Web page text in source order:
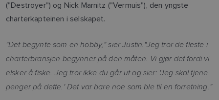
("Destroyer") og Nick Marnitz ("Vermuis"), den yngste
charterkapteinen i selskapet.
"Det begynte som en hobby," sier Justin."Jeg tror de fleste i
charterbransjen begynner på den måten. Vi gjør det fordi vi
elsker å fiske. Jeg tror ikke du går ut og sier: 'Jeg skal tjene
penger på dette.' Det var bare noe som ble til en forretning."